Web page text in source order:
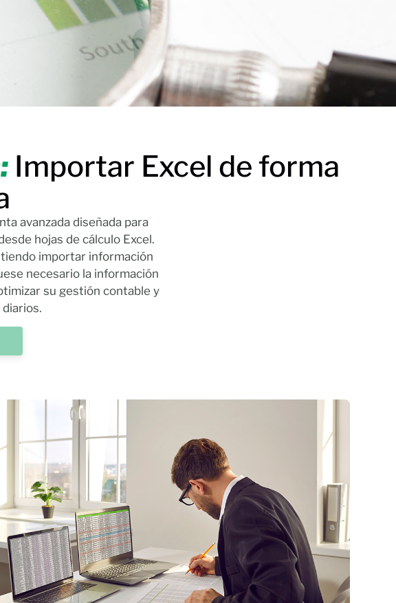
Importar Excel de forma
avanzada diseñada para
hojas de cálculo Excel.
importar información
necesario la información
su gestión contable y